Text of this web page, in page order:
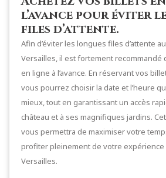
l’avance pour éviter
files d’attente.
Afin d’éviter les longues files d’attente
Versailles, il est fortement recommandé
en ligne à l’avance. En réservant vos
vous pourrez choisir la date et l’heure
mieux, tout en garantissant un accès
château et à ses magnifiques jardins.
vous permettra de maximiser votre
profiter pleinement de votre expérience
Versailles.